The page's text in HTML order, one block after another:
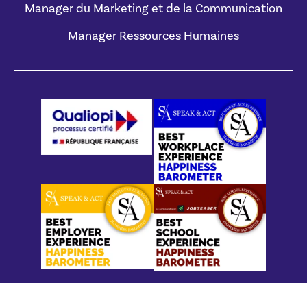
Manager du Marketing et de la Communication
Manager Ressources Humaines